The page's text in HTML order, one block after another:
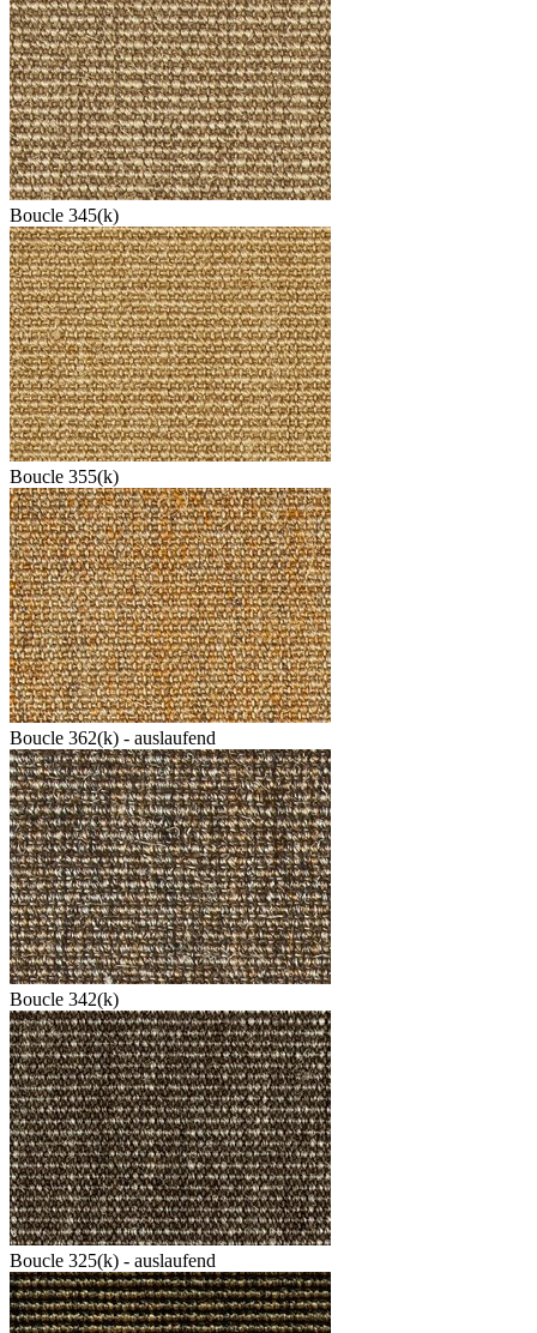
Boucle 345(k)
Boucle 355(k)
Boucle 362(k) - auslaufend
Boucle 342(k)
Boucle 325(k) - auslaufend